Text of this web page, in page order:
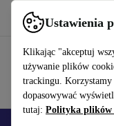
Ustawienia
Klikając "akceptuj
używanie plików
trackingu.
dopasowywać
tutaj: Polityka plików
Korzystaj z refurbed